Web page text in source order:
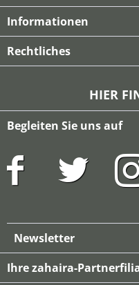
Informationen
Rechtliches
HIER
Begleiten Sie uns auf
Newsletter
Ihre zahaira-